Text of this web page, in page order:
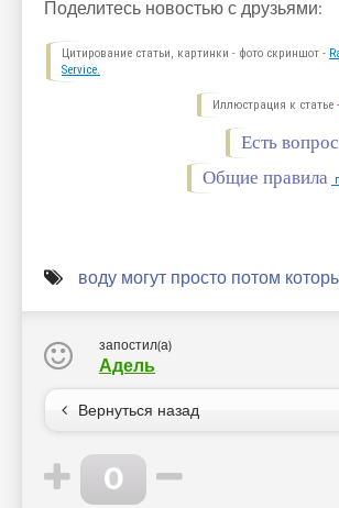
Поделитесь новостью с друзьями:
Цитирование статьи, картинки - фото скриншот -
Service.
Иллюстрация к статье -
Есть
Общие правила
воду могут просто потом
запостил(а)
Адель
Вернуться назад
0